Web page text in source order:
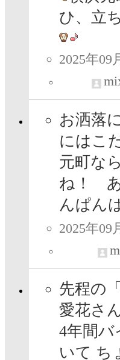
ひ、立
2025年09
お洒落
にはこ
元町な
ね！ あ
んぱん
2025年09
先程の
愛花さ
4年間
いて ち